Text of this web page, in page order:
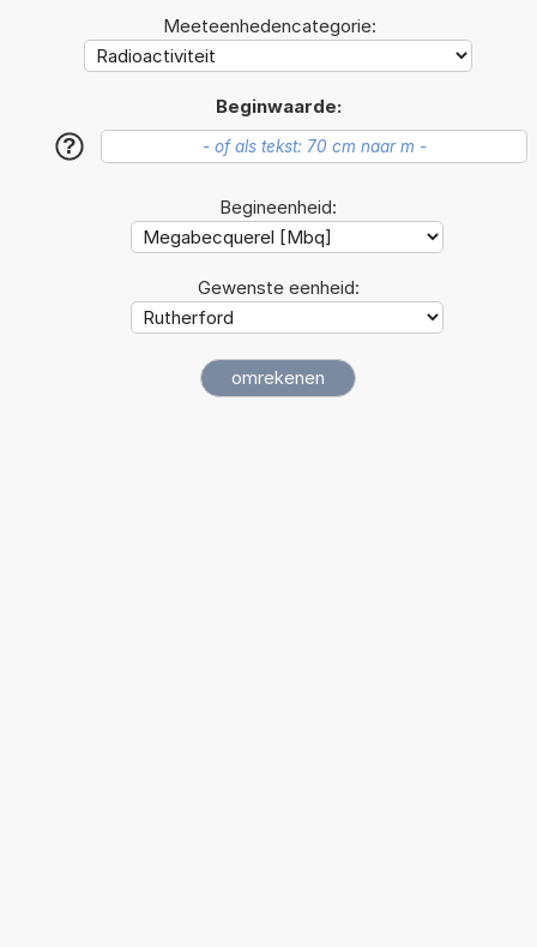
Meeteenhedencategorie:
Beginwaarde:
?
Begineenheid:
Gewenste eenheid: